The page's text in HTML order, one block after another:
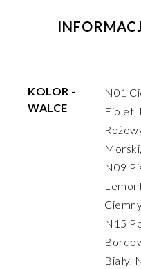
KOLOR -
WALCE
N01
Fiolet,
N09
N15
Biały,